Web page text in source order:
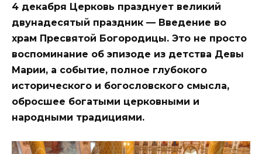
4 декабря Церковь празднует великий
двунадесятый праздник — Введение во
храм Пресвятой Богородицы. Это не просто
воспоминание об эпизоде из детства Девы
Марии, а событие, полное глубокого
исторического и богословского смысла,
обросшее богатыми церковными и
народными традициями.